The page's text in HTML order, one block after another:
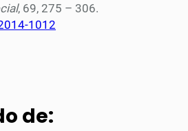
, 69, 275 – 306.
1012
de: